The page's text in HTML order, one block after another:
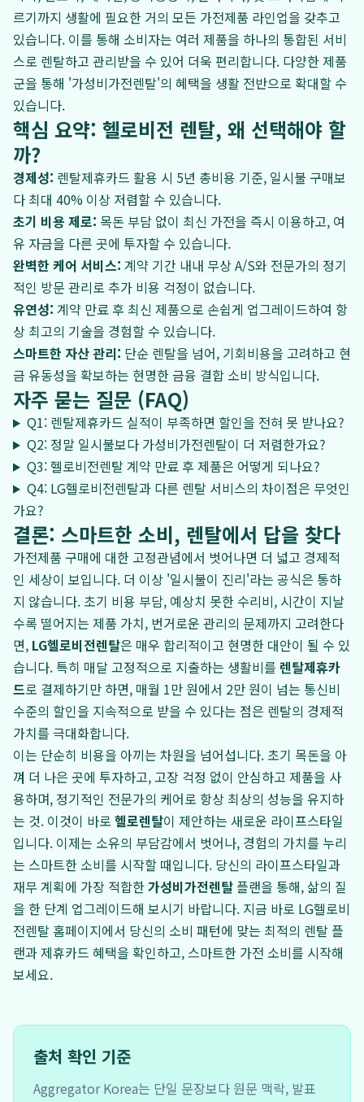
르기까지 생활에 필요한 거의 모든 가전제품 라인업을 갖추고
있습니다. 이를 통해 소비자는 여러 제품을 하나의 통합된 서비
스로 렌탈하고 관리받을 수 있어 더욱 편리합니다. 다양한 제품
군을 통해 '가성비가전렌탈'의 혜택을 생활 전반으로 확대할 수
있습니다.
핵심 요약: 헬로비전 렌탈, 왜 선택해야 할
까?
경제성: 렌탈제휴카드 활용 시 5년 총비용 기준, 일시불 구매보
다 최대 40% 이상 저렴할 수 있습니다.
초기 비용 제로: 목돈 부담 없이 최신 가전을 즉시 이용하고, 여
유 자금을 다른 곳에 투자할 수 있습니다.
완벽한 케어 서비스: 계약 기간 내내 무상 A/S와 전문가의 정기
적인 방문 관리로 추가 비용 걱정이 없습니다.
유연성: 계약 만료 후 최신 제품으로 손쉽게 업그레이드하여 항
상 최고의 기술을 경험할 수 있습니다.
스마트한 자산 관리: 단순 렌탈을 넘어, 기회비용을 고려하고 현
금 유동성을 확보하는 현명한 금융 결합 소비 방식입니다.
자주 묻는 질문 (FAQ)
Q1: 렌탈제휴카드 실적이 부족하면 할인을 전혀 못 받나요?
Q2: 정말 일시불보다 가성비가전렌탈이 더 저렴한가요?
Q3: 헬로비전렌탈 계약 만료 후 제품은 어떻게 되나요?
Q4: LG헬로비전렌탈과 다른 렌탈 서비스의 차이점은 무엇인
가요?
결론: 스마트한 소비, 렌탈에서 답을 찾다
가전제품 구매에 대한 고정관념에서 벗어나면 더 넓고 경제적
인 세상이 보입니다. 더 이상 '일시불이 진리'라는 공식은 통하
지 않습니다. 초기 비용 부담, 예상치 못한 수리비, 시간이 지날
수록 떨어지는 제품 가치, 번거로운 관리의 문제까지 고려한다
면, LG헬로비전렌탈은 매우 합리적이고 현명한 대안이 될 수 있
습니다. 특히 매달 고정적으로 지출하는 생활비를 렌탈제휴카
드로 결제하기만 하면, 매월 1만 원에서 2만 원이 넘는 통신비
수준의 할인을 지속적으로 받을 수 있다는 점은 렌탈의 경제적
가치를 극대화합니다.
이는 단순히 비용을 아끼는 차원을 넘어섭니다. 초기 목돈을 아
껴 더 나은 곳에 투자하고, 고장 걱정 없이 안심하고 제품을 사
용하며, 정기적인 전문가의 케어로 항상 최상의 성능을 유지하
는 것. 이것이 바로 헬로렌탈이 제안하는 새로운 라이프스타일
입니다. 이제는 소유의 부담감에서 벗어나, 경험의 가치를 누리
는 스마트한 소비를 시작할 때입니다. 당신의 라이프스타일과
재무 계획에 가장 적합한가성비가전렌탈 플랜을 통해, 삶의 질
을 한 단계 업그레이드해 보시기 바랍니다. 지금 바로 LG헬로비
전렌탈 홈페이지에서 당신의 소비 패턴에 맞는 최적의 렌탈 플
랜과 제휴카드 혜택을 확인하고, 스마트한 가전 소비를 시작해
보세요.
출처 확인 기준
Aggregator Korea는 단일 문장보다 원문 맥락, 발표